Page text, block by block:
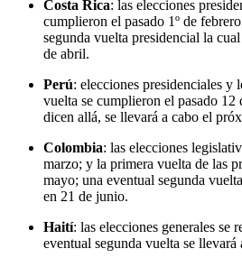
Costa Rica: las elecciones
cumplieron el pasado 1º de
segunda vuelta presidencial la
de abril.
Perú: elecciones presidenciales y
vuelta se cumplieron el pasado
dicen allá, se llevará a cabo el
Colombia: las elecciones
marzo; y la primera vuelta de las
mayo; una eventual segunda
en 21 de junio.
Haití: las elecciones generales se
eventual segunda vuelta se